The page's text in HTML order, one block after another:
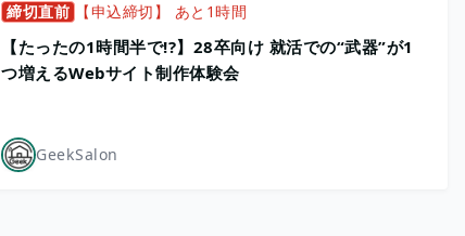
締切直前 【申込締切】 あと1時間
【たったの1時間半で!?】28卒向け 就活での“武器”が1
つ増えるWebサイト制作体験会
GeekSalon